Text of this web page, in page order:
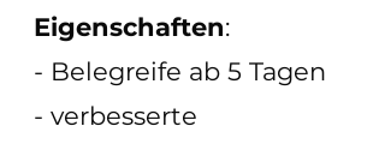
Eigenschaften:
- Belegreife ab 5 Tagen
- verbesserte